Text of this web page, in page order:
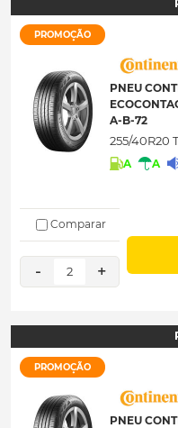
PROMOÇÃO
PNEU
A-B-72
255/40R20
A A
Comparar
- 2 +
PROMOÇÃO
PNEU